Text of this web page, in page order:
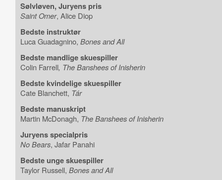
Sølvløven, Juryens pris
Saint Omer, Alice Diop
Bedste instruktør
Luca Guadagnino, Bones and All
Bedste mandlige skuespiller
Colin Farrell, The Banshees of Inisherin
Bedste kvindelige skuespiller
Cate Blanchett, Tár
Bedste manuskript
Martin McDonagh, The Banshees of Inisherin
Juryens specialpris
No Bears, Jafar Panahi
Bedste unge skuespiller
Taylor Russell, Bones and All